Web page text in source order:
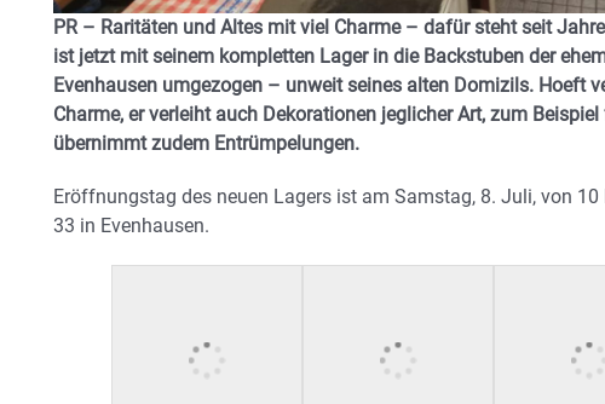
PR – Raritäten und Altes mit viel Charme – dafür steht seit
ist jetzt mit seinem kompletten Lager in die Backstuben der
Evenhausen umgezogen – unweit seines alten Domizils. Hoeft
Charme, er verleiht auch Dekorationen jeglicher Art, zum
übernimmt zudem Entrümpelungen.
Eröffnungstag des neuen Lagers ist am Samstag, 8. Juli, von
33 in Evenhausen.